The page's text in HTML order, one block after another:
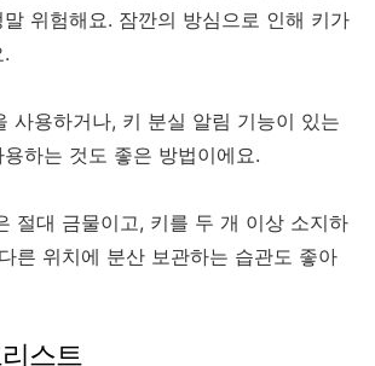
위험해요. 잠깐의 방심으로 인해 키가
사용하거나, 키 분실 알림 기능이 있는
하는 것도 좋은 방법이에요.
절대 금물이고, 키를 두 개 이상 소지하
른 위치에 분산 보관하는 습관도 좋아
스트